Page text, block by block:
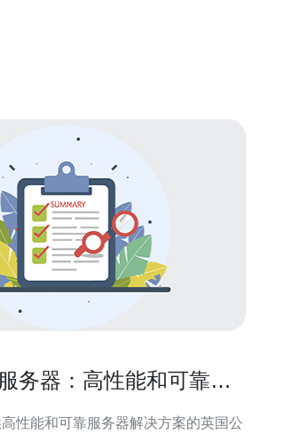
务器：高性能和可靠的
性能和可靠服务器解决方案的英国公